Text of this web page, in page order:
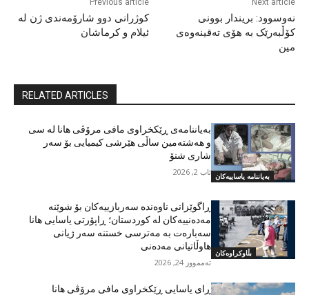
Previous article
کوژرانی دوو شارۆمەندی ژن لە
ئیلام و کرماشان
Next article
نەوسوود: بریندار بوونی
کۆڵبەرێک بە هۆی تەقینەوەی
مین
RELATED ARTICLES
بەیاننامە یاساییەکان
بەیاننامەی ڕێکخراوی مافی مرۆڤی هانا لە سی
و هەشتەمین ساڵی هێرشی کیمیایی بۆ سەر
شاری شنۆ
ئاب 2, 2026
بڵاوکراوەکان
ڕاگوێزانی ناوەندە سەربازییەکان بۆ شوێنە
مەدەنییەکان لە کوردستان؛ ڕاپۆرتی یاسایی هانا
سەبارەت بە مەترسی خستنە سەر ژیانی
هاوڵاتیانی مەدەنی
تەممووز 24, 2026
ڕای یاسایی ڕێکخراوی مافی مرۆڤی هانا